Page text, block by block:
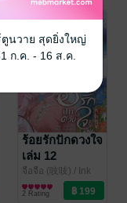
ร้อยรักปักดวงใจ
เล่ม 12
จือจือ (吱吱) / Ink
Stone
นิยายรักจีนโบราณ
2 Rating
ตูนวาย สุดยิ่งใหญ่
ก.ค. - 16 ส.ค.